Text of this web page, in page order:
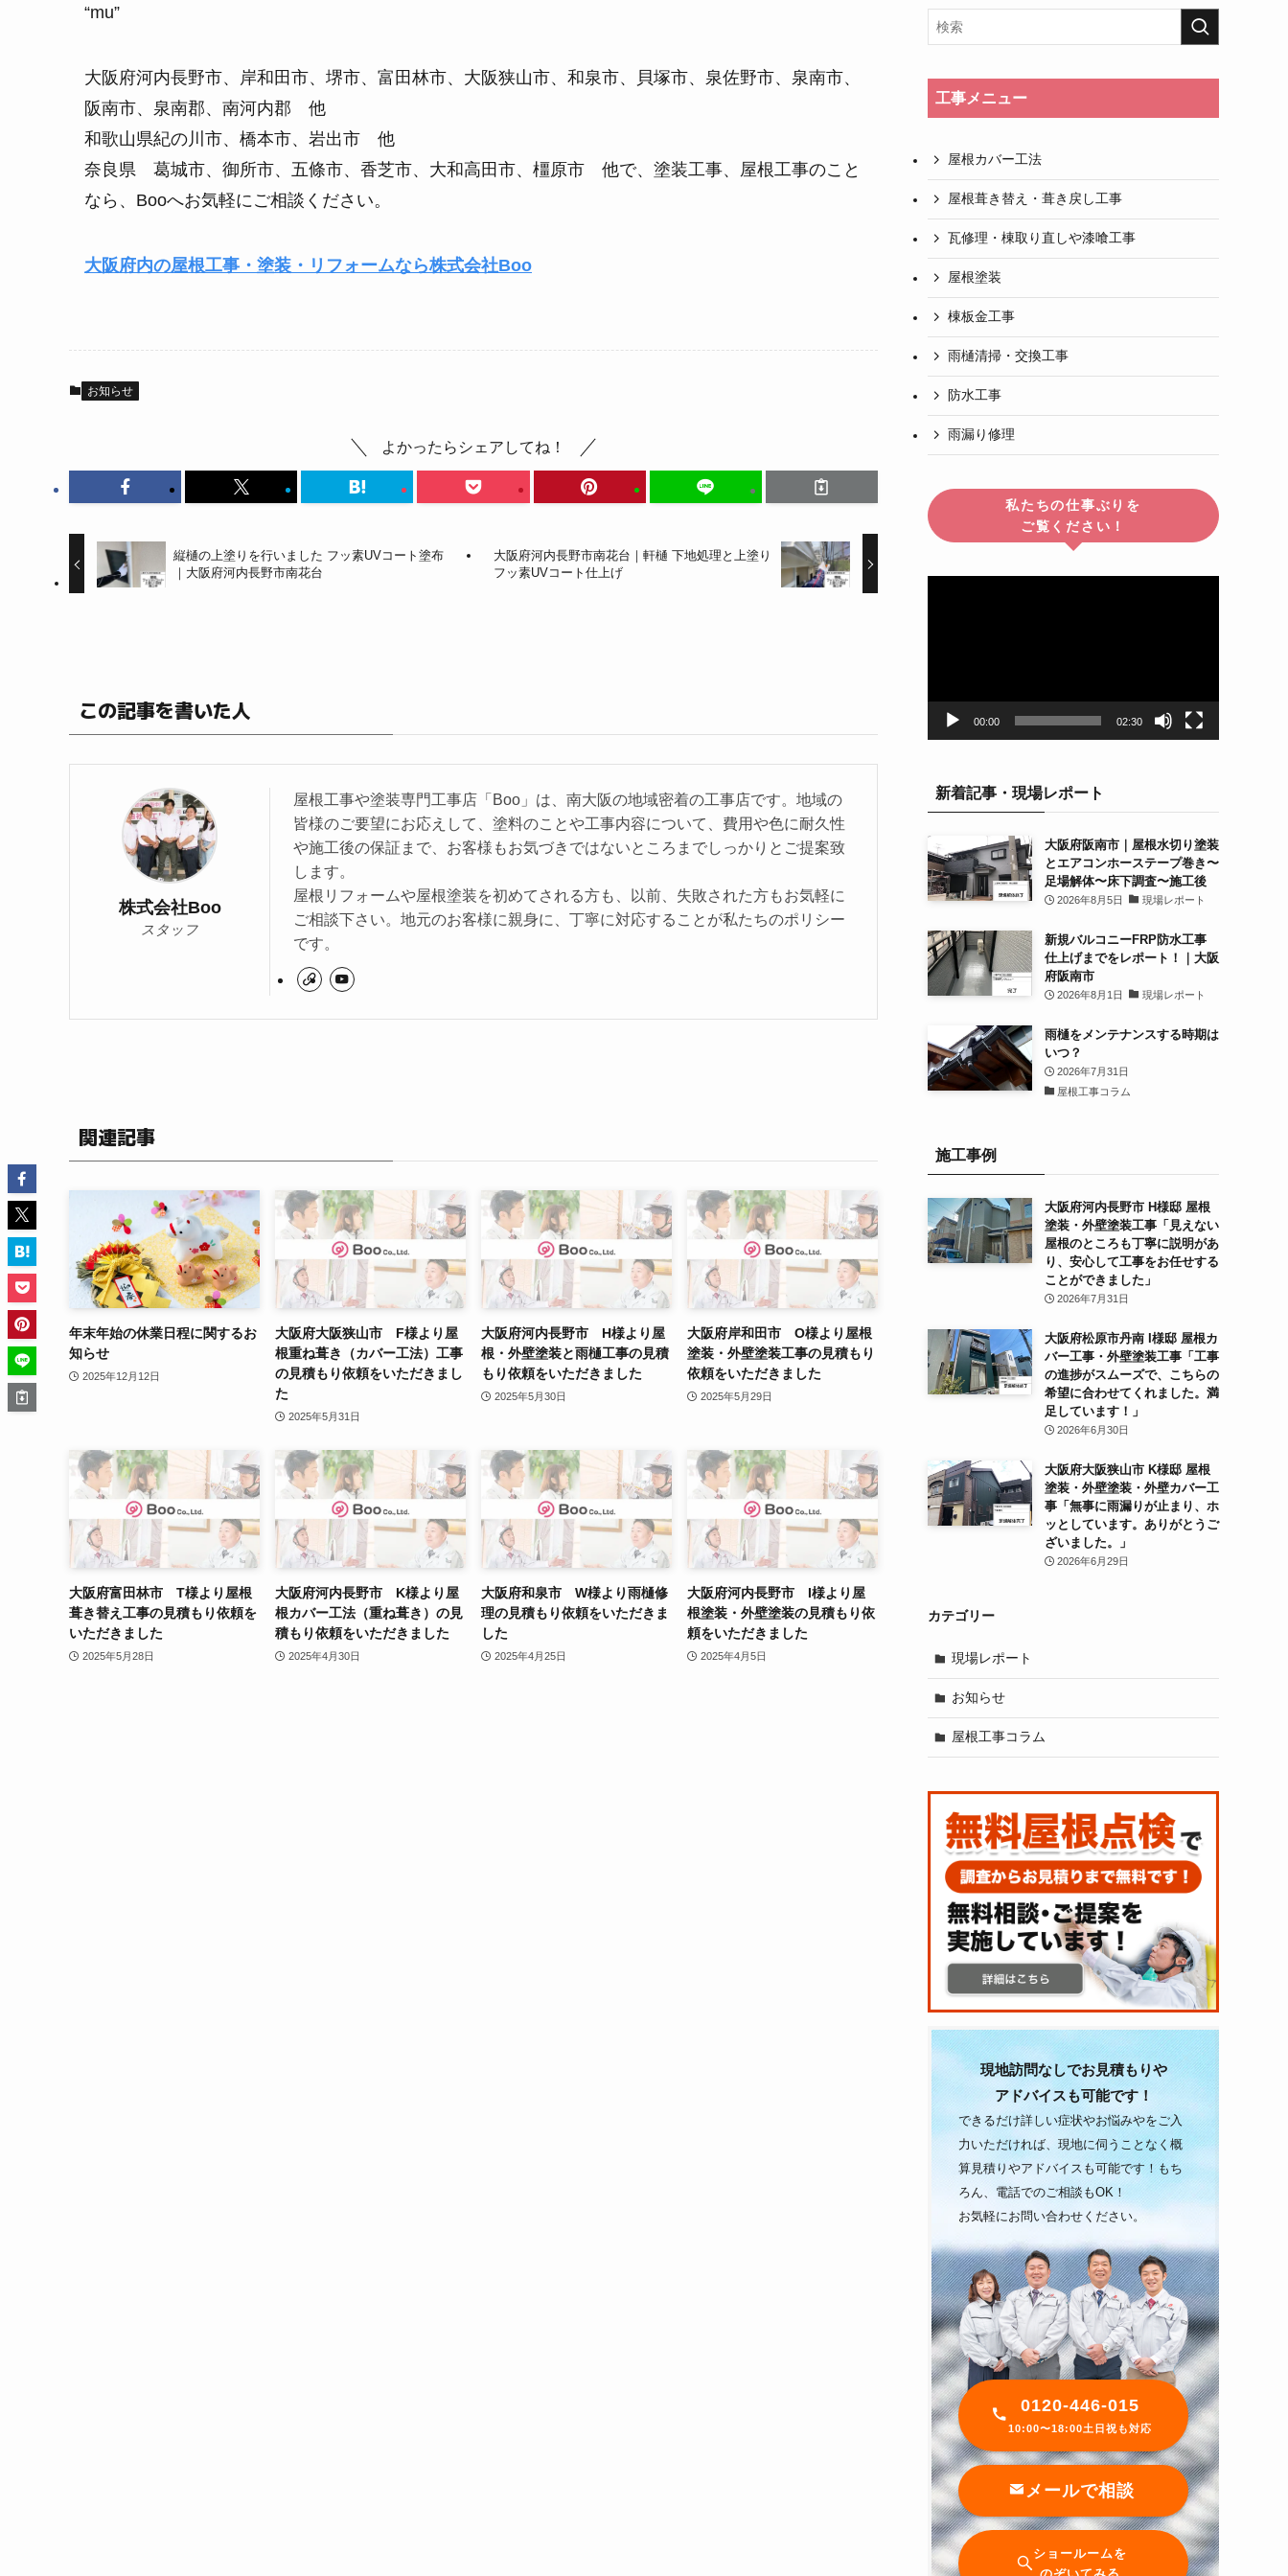
“mu”
大阪府河内長野市、岸和田市、堺市、富田林市、大阪狭山市、和泉市、貝塚市、泉佐野市、泉南市、
阪南市、泉南郡、南河内郡 他
和歌山県紀の川市、橋本市、岩出市 他
奈良県 葛城市、御所市、五條市、香芝市、大和高田市、橿原市 他で、塗装工事、屋根工事のこと
なら、Booへお気軽にご相談ください。
大阪府内の屋根工事・塗装・リフォームなら株式会社Boo
お知らせ
よかったらシェアしてね！
縦樋の上塗りを行いました フッ素UVコート塗布
｜大阪府河内長野市南花台
大阪府河内長野市南花台｜軒樋 下地処理と上塗り
フッ素UVコート仕上げ
この記事を書いた人
株式会社Boo
スタッフ
屋根工事や塗装専門工事店「Boo」は、南大阪の地域密着の工事店です。地域の
皆様のご要望にお応えして、塗料のことや⼯事内容について、費⽤や⾊に耐久性
や施⼯後の保証まで、お客様もお気づきではないところまでしっかりとご提案致
します。
屋根リフォームや屋根塗装を初めてされる方も、以前、失敗された方もお気軽に
ご相談下さい。地元のお客様に親身に、丁寧に対応することが私たちのポリシー
です。
関連記事
年末年始の休業日程に関するお
知らせ
2025年12月12日
大阪府大阪狭山市 F様より屋
根重ね葺き（カバー工法）工事
の見積もり依頼をいただきまし
た
2025年5月31日
大阪府河内長野市 H様より屋
根・外壁塗装と雨樋工事の見積
もり依頼をいただきました
2025年5月30日
大阪府岸和田市 O様より屋根
塗装・外壁塗装工事の見積もり
依頼をいただきました
2025年5月29日
大阪府富田林市 T様より屋根
葺き替え工事の見積もり依頼を
いただきました
2025年5月28日
大阪府河内長野市 K様より屋
根カバー工法（重ね葺き）の見
積もり依頼をいただきました
2025年4月30日
大阪府和泉市 W様より雨樋修
理の見積もり依頼をいただきま
した
2025年4月25日
大阪府河内長野市 I様より屋
根塗装・外壁塗装の見積もり依
頼をいただきました
2025年4月5日
工事メニュー
屋根カバー工法
屋根葺き替え・葺き戻し工事
瓦修理・棟取り直しや漆喰工事
屋根塗装
棟板金工事
雨樋清掃・交換工事
防水工事
雨漏り修理
私たちの仕事ぶりを
ご覧ください！
00:00 02:30
新着記事・現場レポート
大阪府阪南市｜屋根水切り塗装
とエアコンホーステープ巻き〜
足場解体〜床下調査〜施工後
2026年8月5日 現場レポート
新規バルコニーFRP防水工事
仕上げまでをレポート！｜大阪
府阪南市
2026年8月1日 現場レポート
雨樋をメンテナンスする時期は
いつ？
2026年7月31日
屋根工事コラム
施工事例
大阪府河内長野市 H様邸 屋根
塗装・外壁塗装工事「見えない
屋根のところも丁寧に説明があ
り、安心して工事をお任せする
ことができました」
2026年7月31日
大阪府松原市丹南 I様邸 屋根カ
バー工事・外壁塗装工事「工事
の進捗がスムーズで、こちらの
希望に合わせてくれました。満
足しています！」
2026年6月30日
大阪府大阪狭山市 K様邸 屋根
塗装・外壁塗装・外壁カバー工
事「無事に雨漏りが止まり、ホ
ッとしています。ありがとうご
ざいました。」
2026年6月29日
カテゴリー
現場レポート
お知らせ
屋根工事コラム
現地訪問なしでお見積もりや
アドバイスも可能です！
できるだけ詳しい症状やお悩みやをご入
力いただければ、現地に伺うことなく概
算見積りやアドバイスも可能です！もち
ろん、電話でのご相談もOK！
お気軽にお問い合わせください。
0120-446-015
10:00〜18:00土日祝も対応
メールで相談
ショールームを